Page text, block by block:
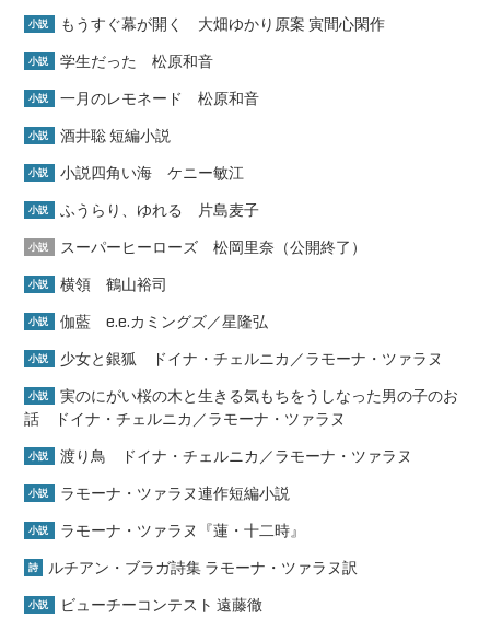
小説 もうすぐ幕が開く 大畑ゆかり原案 寅間心閑作
小説 学生だった 松原和音
小説 一月のレモネード 松原和音
小説 酒井聡 短編小説
小説 小説四角い海 ケニー敏江
小説 ふうらり、ゆれる 片島麦子
小説 スーパーヒーローズ 松岡里奈（公開終了）
小説 横領 鶴山裕司
小説 伽藍 e.e.カミングズ／星隆弘
小説 少女と銀狐 ドイナ・チェルニカ／ラモーナ・ツァラヌ
小説
実のにがい桜の木と生きる気もちをうしなった男の子のお
話 ドイナ・チェルニカ／ラモーナ・ツァラヌ
小説 渡り鳥 ドイナ・チェルニカ／ラモーナ・ツァラヌ
小説 ラモーナ・ツァラヌ連作短編小説
小説 ラモーナ・ツァラヌ『蓮・十二時』
詩 ルチアン・ブラガ詩集 ラモーナ・ツァラヌ訳
小説 ビューチーコンテスト 遠藤徹